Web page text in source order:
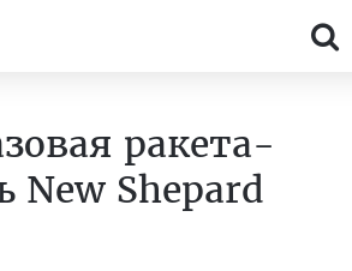
ракета-
New Shepard